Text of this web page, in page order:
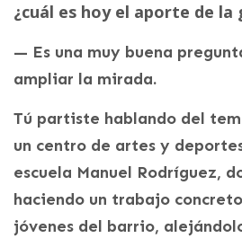
¿cuál es hoy el aporte de la
— Es una muy buena
ampliar la mirada.
Tú partiste hablando del
un centro de artes y
escuela Manuel Rodríguez,
haciendo un trabajo
jóvenes del barrio,